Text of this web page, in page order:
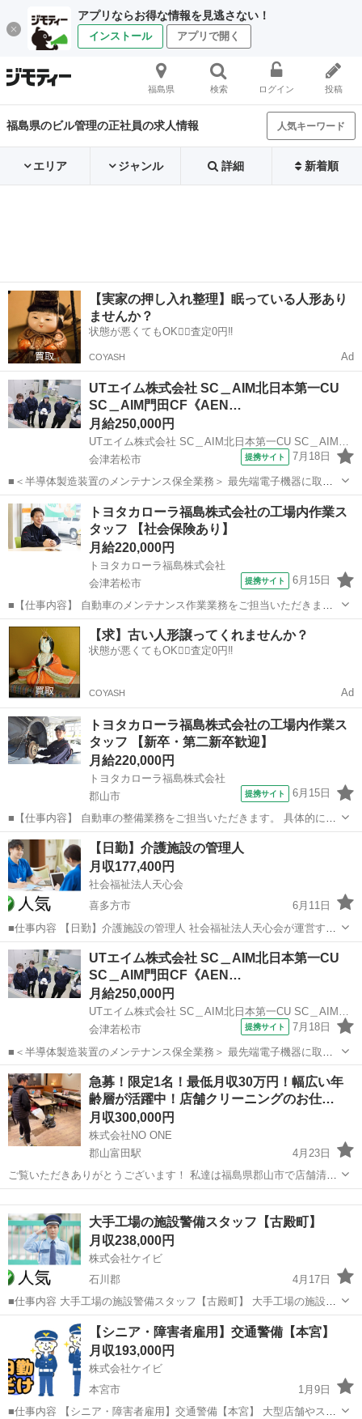
アプリならお得な情報を見逃さない！
インストール アプリで開く
福島県 検索 ログイン 投稿
福島県のビル管理の正社員の求人情報 人気キーワード
エリア ジャンル 詳細 新着順
【実家の押し入れ整理】眠っている人形あり
ませんか？
状態が悪くてもOK🙆‍♀️査定0円‼️
COYASH Ad
UTエイム株式会社 SC＿AIM北日本第一CU
SC＿AIM門田CF《AEN…
月給250,000円
会津若松市
提携サイト 7月18日
■＜半導体製造装置のメンテナンス保全業務＞ 最先端電子機器に取り
付けられる半導体の製造工場でのお仕事♪ 未経験の方でも安心！ 半導
体に関する基礎知識の研修から始まり、親切・丁寧な指導のもと基本
作業がしっかり覚えられる環境で...
福島 会津若松市 マンション管理
トヨタカローラ福島株式会社の工場内作業ス
タッフ 【社会保険あり】
月給220,000円
トヨタカローラ福島株式会社
会津若松市
提携サイト 6月15日
■【仕事内容】 自動車のメンテナンス作業業務をご担当いただきま
す。 具体的には… ・自動車の点検・整備 （車検、12ヶ月点検、6ヶ月
点検、オイル/タイヤ交換、故障修理と点検、整備内容の説明など） ・
引き取り・納車 カロー...
福島 会津若松市 メンテナンス
【求】古い人形譲ってくれませんか？
状態が悪くてもOK🙆‍♀️査定0円‼️
COYASH Ad
トヨタカローラ福島株式会社の工場内作業ス
タッフ 【新卒・第二新卒歓迎】
月給220,000円
トヨタカローラ福島株式会社
郡山市
提携サイト 6月15日
■【仕事内容】 自動車の整備業務をご担当いただきます。 具体的に
は… ・自動車の点検・整備 （車検、12ヶ月点検、6ヶ月点検、オイル/
タイヤ交換、故障修理と点検、整備内容の説明など） ・引き取り・納
車 カローラ・パッソなど...
福島 郡山市 メンテナンス
【日勤】介護施設の管理人
月収177,400円
社会福祉法人天心会
喜多方市
6月11日
■仕事内容 【日勤】介護施設の管理人 社会福祉法人天心会が運営する
介護施設の管理業務をお任せします。 ・施設管理、点検、修理受付、
修理立会 ・故障設備修理手配、応急処置 ・施設整備計画立案、実行
・運転管理及...
福島 喜多方市 守衛
UTエイム株式会社 SC＿AIM北日本第一CU
SC＿AIM門田CF《AEN…
月給250,000円
UTエイム株式会社 SC＿AIM北日本第一CU SC＿AIM門田CF《AENL1C》
会津若松市
提携サイト 7月18日
■＜半導体製造装置のメンテナンス保全業務＞ 最先端電子機器に取り
付けられる半導体の製造工場でのお仕事♪ 未経験の方でも安心！ 半導
体に関する基礎知識の研修から始まり、親切・丁寧な指導のもと基本
作業がしっかり覚えられる環境で...
福島 会津若松市 マンション管理
急募！限定1名！最低月収30万円！幅広い年
齢層が活躍中！店舗クリーニングのお仕…
月収300,000円
株式会社NO ONE
郡山富田駅
4月23日
ご覧いただきありがとうございます！ 私達は福島県郡山市で店舗清掃
を行う会社です✨ 夜間にコンビニやドラッグストア、飲食店などの清
掃を行っていただきます。 仕事の内容はしっかり丁寧に研修させてい
ただき、2〜3週間で清楚スタッ...大手工場の施設警備スタッフ【古殿町】
月収238,000円
株式会社ケイビ
石川郡
4月17日
■仕事内容 大手工場の施設警備スタッフ【古殿町】 大手工場の施設警
備として出入の車両をチェックシートに記入する仕事及び施設内を巡
回、確認をお任せします。 ・工場構内への出入り管理（人、車両） ・
常駐警備業務 ・...
石川郡 未経験
【シニア・障害者雇用】交通警備【本宮】
月収193,000円
株式会社ケイビ
本宮市
1月9日
■仕事内容 【シニア・障害者雇用】交通警備【本宮】 大型店舗やスー